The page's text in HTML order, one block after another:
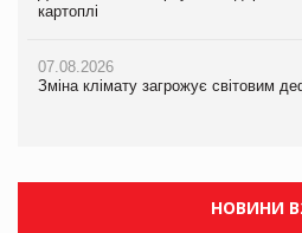
картоплі
07.08.2026
Зміна клімату загрожує світовим
07.08.2026
EVA.UA запустила кампанію «Хто
Kraft Heinz скоротила збиток у
НОВИНИ